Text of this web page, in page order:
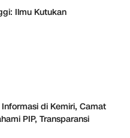
Ilmu Kutukan
di Kemiri, Camat
PIP, Transparansi